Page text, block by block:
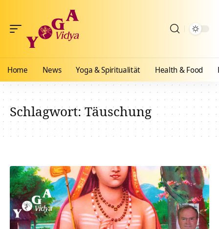
Home News Yoga & Spiritualität Health & Food
Schlagwort:Täuschung